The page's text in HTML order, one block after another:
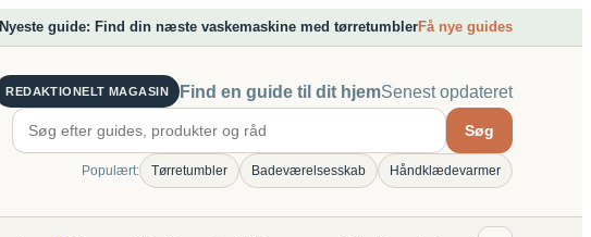
Nyeste guide: Find din næste vaskemaskine med tørretumblerFå nye guides
REDAKTIONELT MAGASIN Find en guide til dit hjemSenest opdateret
Søg
Populært: Tørretumbler Badeværelsesskab Håndklædevarmer